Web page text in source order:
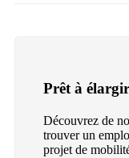
Prêt à
Découvrez de
trouver un
projet de